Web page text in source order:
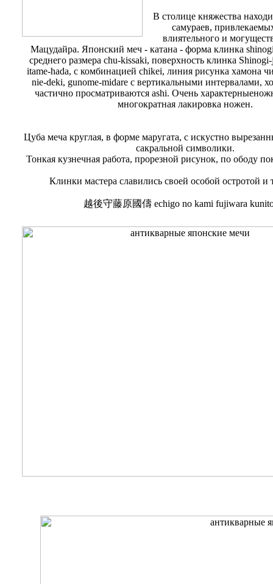
В столице княжества
самураев,
влиятельного и
Мацудайра. Японский меч - катана - форма клинка
среднего размера chu-kissaki, поверхность клинка
itame-hada, с комбинацией chikei, линия рисунка хамона
nie-deki, gunome-midare с вертикальными интервалами,
частично просматриваются ashi. Очень
многократная лакировка ножен.
Цуба меча круглая, в форме маругата, с искустно
сакральной символики.
Тонкая кузнечная работа, прорезной рисунок, по ободу
Клинки мастера славились своей особой остротой и
越後守藤原國儔 echigo no kami fujiwara